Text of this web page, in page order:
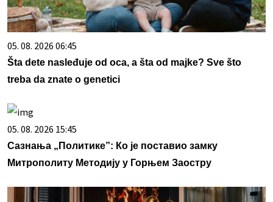
05. 08. 2026 06:45
Šta dete nasleđuje od oca, a šta od majke? Sve što
treba da znate o genetici
05. 08. 2026 15:45
Сазнања „Политике”: Ко је поставио замку
Митрополиту Методију у Горњем Заостру